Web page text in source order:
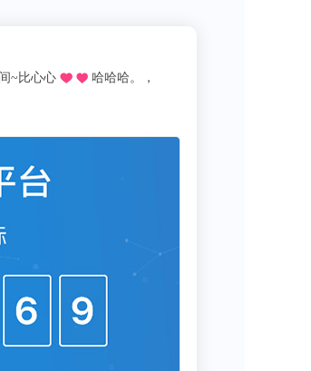
增长46.0％。
是带动广告收入增长的
）
也不用早起去扒位23333